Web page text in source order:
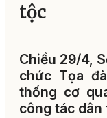
tộc
Chiều 29/4,
chức Tọa
thống cơ
công tác